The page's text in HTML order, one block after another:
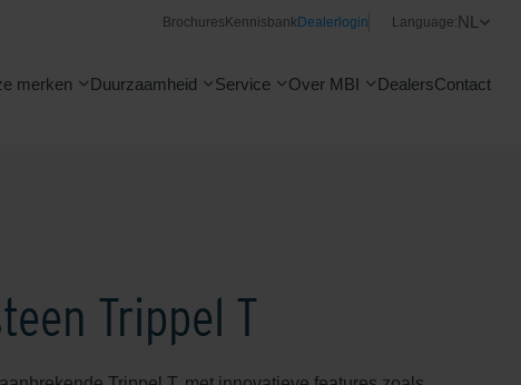
Brochures KennisbankDealerlogin Language:NL
merken Duurzaamheid Service Over MBI DealersContact
Trippel T